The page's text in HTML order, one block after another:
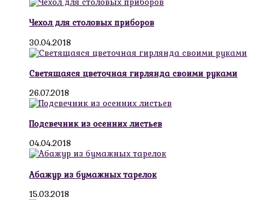
Чехол для столовых приборов
30.04.2018
Светящаяся цветочная гирлянда своими руками
26.07.2018
Подсвечник из осенних листьев
04.04.2018
Абажур из бумажных тарелок
15.03.2018